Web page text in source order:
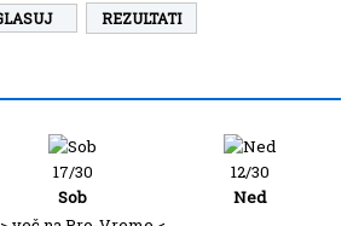
REZULTATI
17/30
Sob
12/30
Ned